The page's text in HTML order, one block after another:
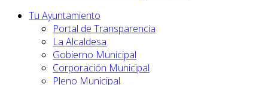
Tu Ayuntamiento
Portal de Transparencia
La Alcaldesa
Gobierno Municipal
Corporación Municipal
Pleno Municipal